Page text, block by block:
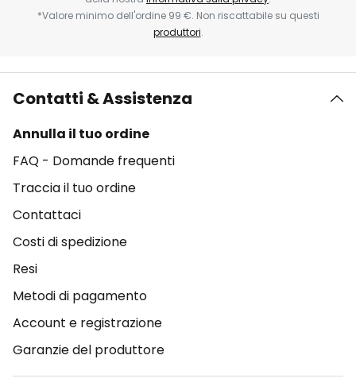
*Valore minimo dell'ordine 99 €. Non riscattabile su questi
produttori.
Contatti & Assistenza
Annulla il tuo ordine
FAQ - Domande frequenti
Traccia il tuo ordine
Contattaci
Costi di spedizione
Resi
Metodi di pagamento
Account e registrazione
Garanzie del produttore